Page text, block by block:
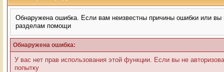
Обнаружена ошибка. Если вам неизвестны причины ошибки или вы
разделам помощи
Обнаружена ошибка:
У вас нет прав использования этой функции. Если вы не
попытку